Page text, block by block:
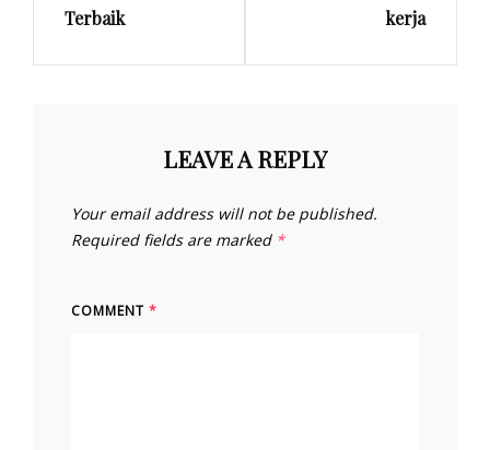
Terbaik
kerja
LEAVE A REPLY
Your email address will not be published.
Required fields are marked *
COMMENT *